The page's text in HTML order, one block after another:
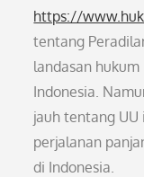
https://
tentang
landasan
Indonesia.
jauh tentang
perjalanan
di Indonesia.